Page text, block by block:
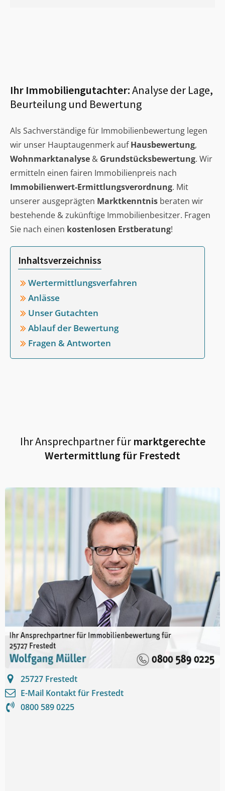
Ihr Immobiliengutachter:Analyse der Lage,
Beurteilung und Bewertung
Als Sachverständige für Immobilienbewertung legen
wir unser Hauptaugenmerk aufHausbewertung,
Wohnmarktanalyse & Grundstücksbewertung. Wir
ermitteln einen fairen Immobilienpreis nach
Immobilienwert-Ermittlungsverordnung. Mit
unserer ausgeprägten Marktkenntnis beraten wir
bestehende & zukünftige Immobilienbesitzer. Fragen
Sie nach einen kostenlosen Erstberatung!
Inhaltsverzeichniss
Wertermittlungsverfahren
Anlässe
Unser Gutachten
Ablauf der Bewertung
Fragen & Antworten
Ihr Ansprechpartner fürmarktgerechte
Wertermittlung für Frestedt
25727 Frestedt
E-Mail Kontakt für Frestedt
0800 589 0225